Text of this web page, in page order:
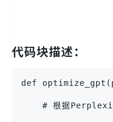
代码块描述：
def
# 根据